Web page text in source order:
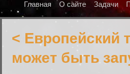
Главная О сайте Задачи
< Европейский
может быть